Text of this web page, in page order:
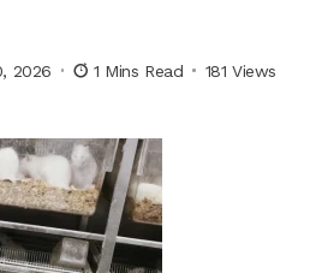
2026 1 Mins Read 181 Views